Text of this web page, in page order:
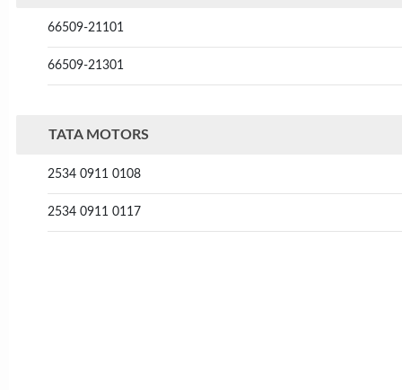
66509-21101
66509-21301
TATA MOTORS
2534 0911 0108
2534 0911 0117